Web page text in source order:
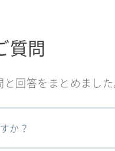
質問
回答をまとめました
か？